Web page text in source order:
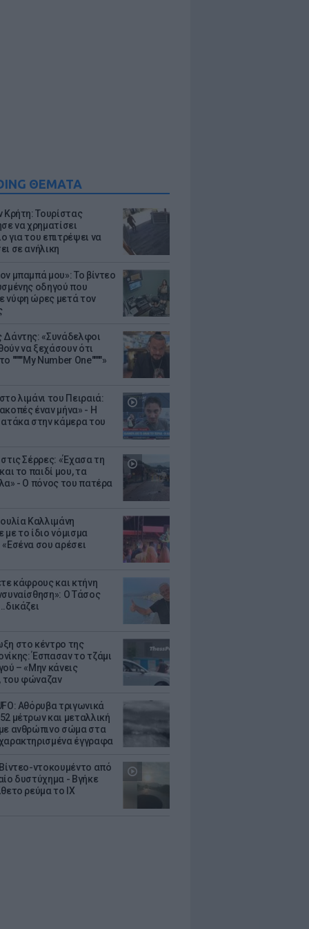
ΘΕΜΑΤΑ
Κρήτη: Τουρίστας
να χρηματίσει
για του επιτρέψει να
σε ανήλικη
μπαμπά μου»: Το βίντεο
οδηγού που
νύφη ώρες μετά τον
Δάντης: «Συνάδελφοι
να ξεχάσουν ότι
""""My Number One""""»
λιμάνι του Πειραιά:
έναν μήνα» - Η
ατάκα στην κάμερα του
Σέρρες: «Έχασα τη
το παιδί μου, τα
- Ο πόνος του πατέρα
Καλλιμάνη
το ίδιο νόμισμα
σου αρέσει
κάφρους και κτήνη
Ο Τάσος
στο κέντρο της
Έσπασαν το τζάμι
– «Μην κάνεις
του φώναζαν
Αθόρυβα τριγωνικά
μέτρων και μεταλλική
ανθρώπινο σώμα στα
έγγραφα
ντοκουμέντο από
δυστύχημα - Βγήκε
ρεύμα το ΙΧ